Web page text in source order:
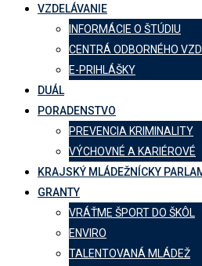
VZDELÁVANIE
INFORMÁCIE O ŠTÚDIU
CENTRÁ ODBORNÉHO
E-PRIHLÁŠKY
DUÁL
PORADENSTVO
PREVENCIA KRIMINALITY
VÝCHOVNÉ A KARIÉROVÉ
KRAJSKÝ MLÁDEŽNÍCKY
GRANTY
VRÁŤME ŠPORT DO ŠKÔL
ENVIRO
TALENTOVANÁ MLÁDEŽ